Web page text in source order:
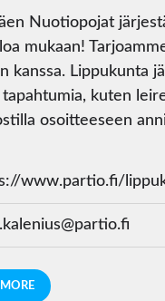
Nuotiopojat
mukaan!
kanssa. Lippukunta
kuten
osoitteeseen
www.partio.fi/